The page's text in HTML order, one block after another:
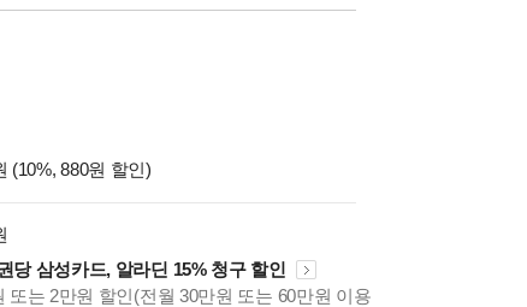
(10%, 880원 할인)
당 삼성카드, 알라딘 15% 청구 할인
또는 2만원 할인(전월 30만원 또는 60만원 이용